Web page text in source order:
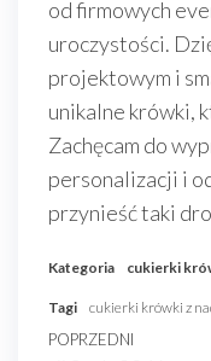
od firmowych
uroczystości.
projektowym i
unikalne krówki,
Zachęcam do
personalizacji i
przynieść taki
Kategoria cukierki
Tagi cukierki krówki z
Nawigacja
Poprzedni
POPRZEDNI